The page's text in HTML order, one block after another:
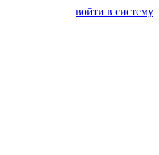
войти в систему